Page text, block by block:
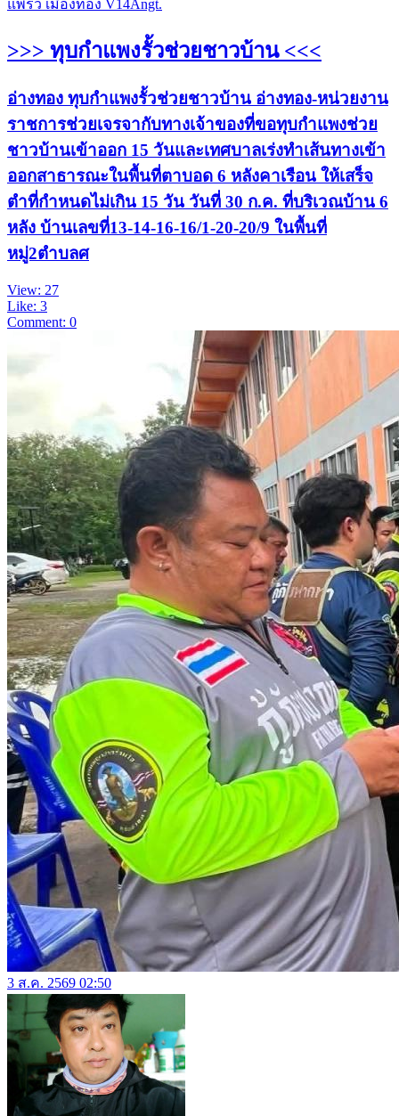
แพรว เมืองทอง V14Angt.
>>> ทุบกำแพงรั้วช่วยชาวบ้าน <<<
อ่างทอง ทุบกำแพงรั้วช่วยชาวบ้าน อ่างทอง-หน่วยงาน
ราชการช่วยเจรจากับทางเจ้าของที่ขอทุบกำแพงช่วย
ชาวบ้านเข้าออก 15 วันและเทศบาลเร่งทำเส้นทางเข้า
ออกสาธารณะในพื้นที่ตาบอด 6 หลังคาเรือน ให้เสร็จ
ตำที่กำหนดไม่เกิน 15 วัน วันที่ 30 ก.ค. ที่บริเวณบ้าน 6
หลัง บ้านเลขที่13-14-16-16/1-20-20/9 ในพื้นที่
หมู่2ตำบลศ
View: 27
Like: 3
Comment: 0
3 ส.ค. 2569 02:50